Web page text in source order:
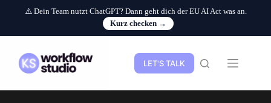
⚠️ Dein Team nutzt ChatGPT? Dann geht dich der EU AI Act was an.
Kurz checken →
springen
LET'S TALK